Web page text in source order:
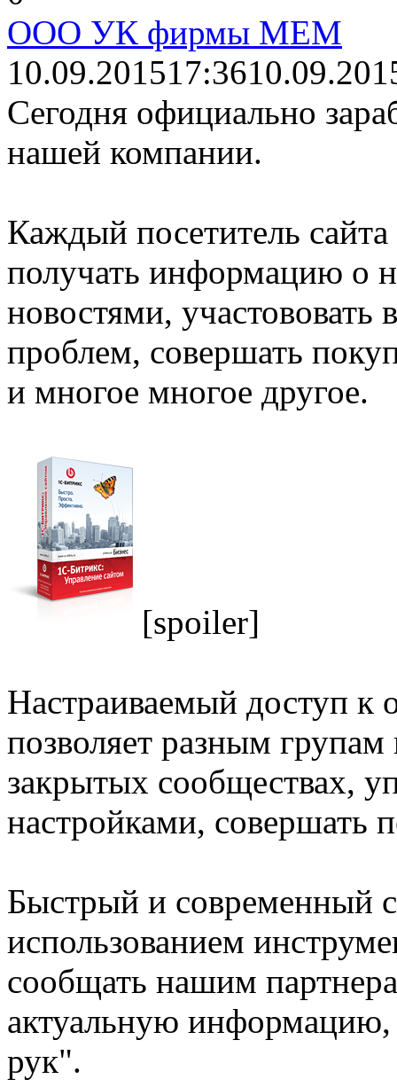
ООО УК фирмы МЕМ
10.09.201517:36
Сегодня официально
нашей компании.
Каждый посетитель
получать информацию о
новостями,
проблем, совершать
и многое многое другое.
[spoiler]
Настраиваемый доступ к
позволяет разным групам
закрытых сообществах,
настройками, совершать
Быстрый и современный
использованием
сообщать нашим
актуальную информацию,
рук".